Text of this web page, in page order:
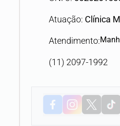
Atuação: Clínica
Atendimento:
(11) 2097-1992